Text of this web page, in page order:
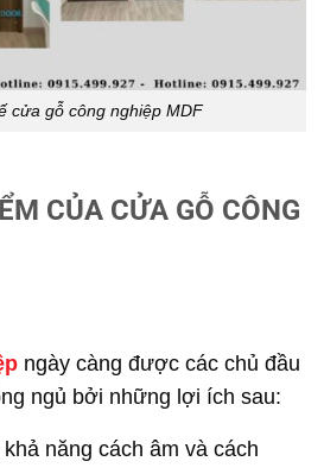
cửa gỗ công nghiệp MDF
CỦA CỬA GỖ CÔNG
ngày càng được các chủ đầu
ngủ bởi những lợi ích sau:
năng cách âm và cách